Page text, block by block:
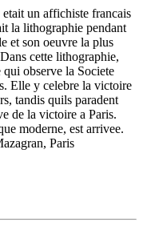
un affichiste francais
la lithographie pendant
et son oeuvre la plus
cette lithographie,
observe la Societe
Elle y celebre la victoire
tandis quils paradent
de la victoire a Paris.
moderne, est arrivee.
Paris